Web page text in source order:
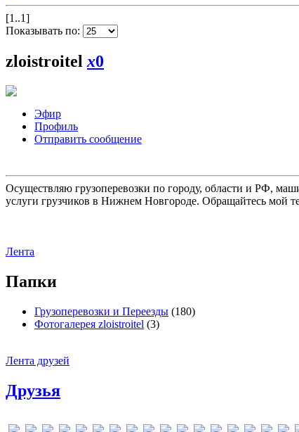
[1..1]
Показывать по:
zloistroitel x0
Эфир
Профиль
Отправить сообщение
Осуществляю грузоперевозки по городу, области и РФ,
услуги грузчиков в Нижнем Новгороде. Обращайтесь мой
Лента
Папки
Грузоперевозки и Переезды (180)
Фотогалерея zloistroitel (3)
Лента друзей
Друзья